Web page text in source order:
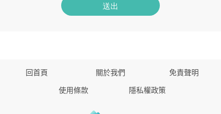
送出
回首頁 關於我們
免責聲明
使用條款
隱私權政策